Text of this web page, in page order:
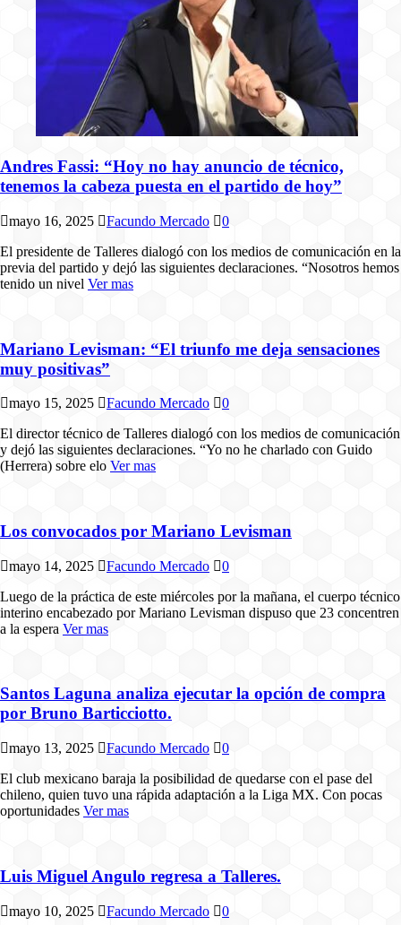
Andres Fassi: “Hoy no hay anuncio de técnico,
tenemos la cabeza puesta en el partido de hoy”
mayo 16, 2025 Facundo Mercado
0
El presidente de Talleres dialogó con los medios de comunicación en la
previa del partido y dejó las siguientes declaraciones. “Nosotros hemos
tenido un nivel Ver mas
Mariano Levisman: “El triunfo me deja sensaciones
muy positivas”
mayo 15, 2025 Facundo Mercado
0
El director técnico de Talleres dialogó con los medios de comunicación
y dejó las siguientes declaraciones. “Yo no he charlado con Guido
(Herrera) sobre elo Ver mas
Los convocados por Mariano Levisman
mayo 14, 2025 Facundo Mercado
0
Luego de la práctica de este miércoles por la mañana, el cuerpo técnico
interino encabezado por Mariano Levisman dispuso que 23 concentren
a la espera Ver mas
Santos Laguna analiza ejecutar la opción de compra
por Bruno Barticciotto.
mayo 13, 2025 Facundo Mercado
0
El club mexicano baraja la posibilidad de quedarse con el pase del
chileno, quien tuvo una rápida adaptación a la Liga MX. Con pocas
oportunidades Ver mas
Luis Miguel Angulo regresa a Talleres.
mayo 10, 2025 Facundo Mercado
0